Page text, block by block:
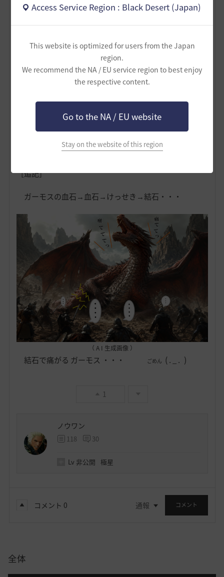
Access Service Region : Black Desert (Japan)
This website is optimized for users from the Japan
region.
We recommend the NA / EU service region to best enjoy
the respective content.
Go to the NA / EU website
Stay on the website of this region
た。 ＼(^o^)／
--------------------
上がる～」にしても、基本の A値 は変わらないのです
ね (´･ω･｀)
＊-＊-＊-＊-＊-＊
［追記］
ガーモスの血石→血石→けっせき→結石・・・
（ A I 生成画像 ）
結石で痛がる ガーモス ・・・ ごめん (. _ . )
1
ノウワン
118 30
Lv 非公開 極星
コメント 0 通報 コメント
全体